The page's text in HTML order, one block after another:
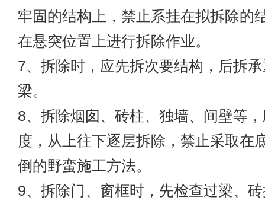
牢固的结构上，禁止系挂在拟拆除的
在悬突位置上进行拆除作业。
7、拆除时，应先拆次要结构，后拆
梁。
8、拆除烟囱、砖柱、独墙、间壁等
度，从上往下逐层拆除，禁止采取在
倒的野蛮施工方法。
9、拆除门、窗框时，先检查过梁、